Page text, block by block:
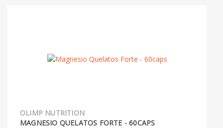
OLIMP NUTRITION
MAGNESIO QUELATOS FORTE - 60CAPS